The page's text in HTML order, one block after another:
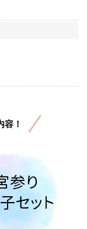
容！